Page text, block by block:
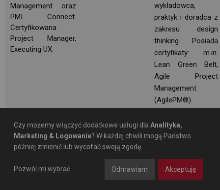
Management oraz
PMI Connect.
Certyfikowana
Project Manager,
Executing UX.
wykładowca,
praktyk i doradca z
zakresu design
thinking. Posiada
certyfikaty: m.in.
Lean Green Belt,
Agile Project
Management
(AgilePM®)
Project
Management
Practitioner
Czy możemy włączyć dodatkowe usługi dla Analityka,
Marketing & Logowanie? W każdej chwili mogą Państwo
później zmienić lub wycofać swoją zgodę.
Pozwól mi wybrać Odmawiam Akceptuję